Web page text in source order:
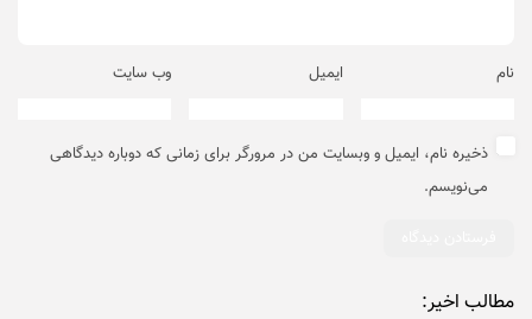
نام ایمیل وب‌ سایت
ذخیره نام، ایمیل و وبسایت من در مرورگر برای زمانی که دوباره دیدگاهی
می‌نویسم.
مطالب اخیر: